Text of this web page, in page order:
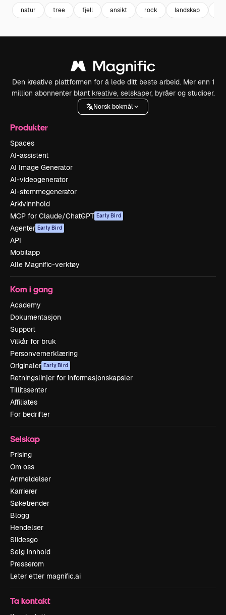
natur tree fjell ansikt rock landskap
Den kreative plattformen for å lede ditt beste arbeid. Mer enn 1
million abonnenter blant kreative, selskaper, byråer og studioer.
Norsk bokmål
Produkter
Spaces
AI-assistent
AI Image Generator
AI-videogenerator
AI-stemmegenerator
Arkivinnhold
MCP for Claude/ChatGPT Early Bird
Agenter Early Bird
API
Mobilapp
Alle Magnific-verktøy
Kom i gang
Academy
Dokumentasjon
Support
Vilkår for bruk
Personvernerklæring
Originaler Early Bird
Retningslinjer for informasjonskapsler
Tillitssenter
Affiliates
For bedrifter
Selskap
Prising
Om oss
Anmeldelser
Karrierer
Søketrender
Blogg
Hendelser
Slidesgo
Selg innhold
Presserom
Leter etter magnific.ai
Ta kontakt